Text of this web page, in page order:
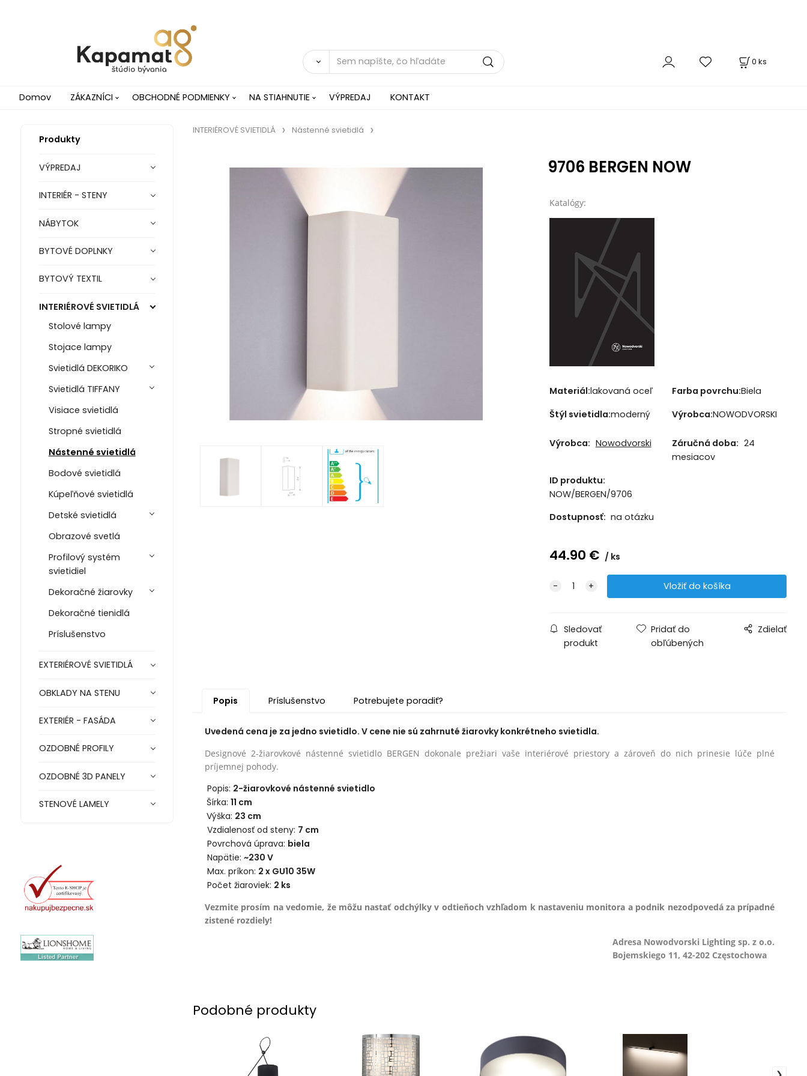
0 ks
Domov ZÁKAZNÍCI OBCHODNÉ PODMIENKY NA STIAHNUTIE VÝPREDAJ KONTAKT
Produkty
VÝPREDAJ
INTERIÉR - STENY
NÁBYTOK
BYTOVÉ DOPLNKY
BYTOVÝ TEXTIL
INTERIÉROVÉ SVIETIDLÁ
Stolové lampy
Stojace lampy
Svietidlá DEKORIKO
Svietidlá TIFFANY
Visiace svietidlá
Stropné svietidlá
Nástenné svietidlá
Bodové svietidlá
Kúpeľňové svietidlá
Detské svietidlá
Obrazové svetlá
Profilový systém
svietidiel
Dekoračné žiarovky
Dekoračné tienidlá
Príslušenstvo
EXTERIÉROVÉ SVIETIDLÁ
OBKLADY NA STENU
EXTERIÉR - FASÁDA
OZDOBNÉ PROFILY
OZDOBNÉ 3D PANELY
STENOVÉ LAMELY
INTERIÉROVÉ SVIETIDLÁ Nástenné svietidlá
9706 BERGEN NOW
Katalógy:
Materiál:lakovaná oceľ Farba povrchu:Biela
Štýl svietidla:moderný Výrobca:NOWODVORSKI
Výrobca: Nowodvorski Záručná doba: 24
mesiacov
ID produktu:
NOW/BERGEN/9706
Dostupnosť: na otázku
44.90 € ks
Sledovať
produkt
Pridať do
obľúbených
Zdielať
Popis Príslušenstvo Potrebujete poradiť?
Uvedená cena je za jedno svietidlo. V cene nie sú zahrnuté žiarovky konkrétneho svietidla.
Designové 2-žiarovkové nástenné svietidlo BERGEN dokonale prežiari vaše interiérové priestory a zároveň do nich prinesie lúče plné
príjemnej pohody.
Popis: 2-žiarovkové nástenné svietidlo
Šírka: 11 cm
Výška: 23 cm
Vzdialenosť od steny: 7 cm
Povrchová úprava: biela
Napätie: ~230 V
Max. príkon: 2 x GU10 35W
Počet žiaroviek: 2 ks
Vezmite prosím na vedomie, že môžu nastať odchýlky v odtieňoch vzhľadom k nastaveniu monitora a podnik nezodpovedá za prípadné
zistené rozdiely!
Adresa Nowodvorski Lighting sp. z o.o.
Bojemskiego 11, 42-202 Częstochowa
Podobné produkty